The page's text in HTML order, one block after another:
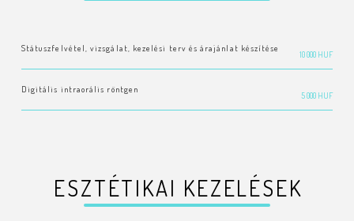
Státuszfelvétel, vizsgálat, kezelési terv és árajánlat készítése
10 000 HUF
Digitális intraorális röntgen
5 000 HUF
ESZTÉTIKAI KEZELÉSEK